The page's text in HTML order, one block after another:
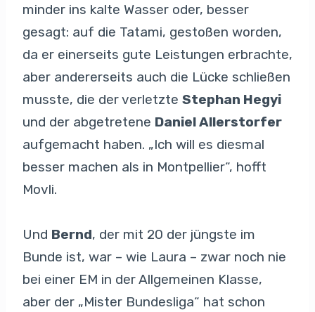
minder ins kalte Wasser oder, besser
gesagt: auf die Tatami, gestoßen worden,
da er einerseits gute Leistungen erbrachte,
aber andererseits auch die Lücke schließen
musste, die der verletzte Stephan Hegyi
und der abgetretene Daniel Allerstorfer
aufgemacht haben. „Ich will es diesmal
besser machen als in Montpellier“, hofft
Movli.
Und Bernd, der mit 20 der jüngste im
Bunde ist, war – wie Laura – zwar noch nie
bei einer EM in der Allgemeinen Klasse,
aber der „Mister Bundesliga“ hat schon